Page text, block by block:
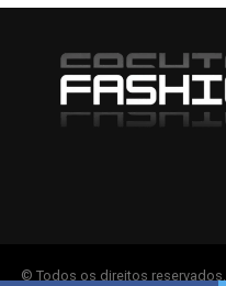
© Todos os direitos reservados.